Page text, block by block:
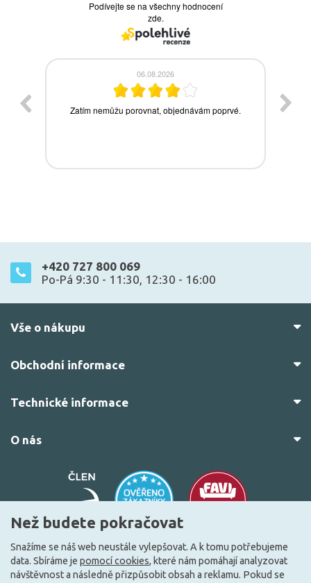
+420 727 800 069
Po-Pá 9:30 - 11:30, 12:30 - 16:00
Vše o nákupu
Obchodní informace
Technické informace
O nás
© 2010–2026 Všechna práva vyhrazena. žárovky.cz
Než budete pokračovat
Snažíme se náš web neustále vylepšovat. A k tomu potřebujeme
data. Sbíráme je pomocí cookies, které nám pomáhají analyzovat
návštěvnost a následně přizpůsobit obsah a reklamu. Pokud se